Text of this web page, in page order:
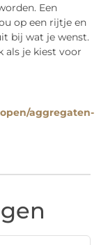
Een
op een rijtje en
bij wat je wenst.
als je kiest voor
aggregaten-